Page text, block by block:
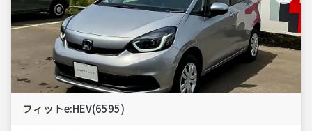
フィットe:HEV(6595)